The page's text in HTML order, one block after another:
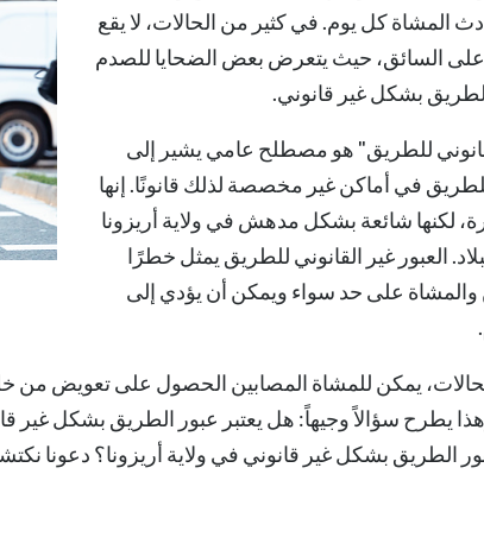
المشاة كل يوم. في كثير من الحالات، لا يقع
على السائق، حيث يتعرض بعض الضحايا للصدم
بشكل غير قانوني.
للطريق" هو مصطلح عامي يشير إلى
في أماكن غير مخصصة لذلك قانونًا. إنها
لكنها شائعة بشكل مدهش في ولاية أريزونا
العبور غير القانوني للطريق يمثل خطرًا
والمشاة على حد سواء ويمكن أن يؤدي إلى
يمكن للمشاة المصابين الحصول على تعويض من
يطرح سؤالاً وجيهاً: هل يعتبر عبور الطريق بشكل غير
الطريق بشكل غير قانوني في ولاية أريزونا؟ دعونا